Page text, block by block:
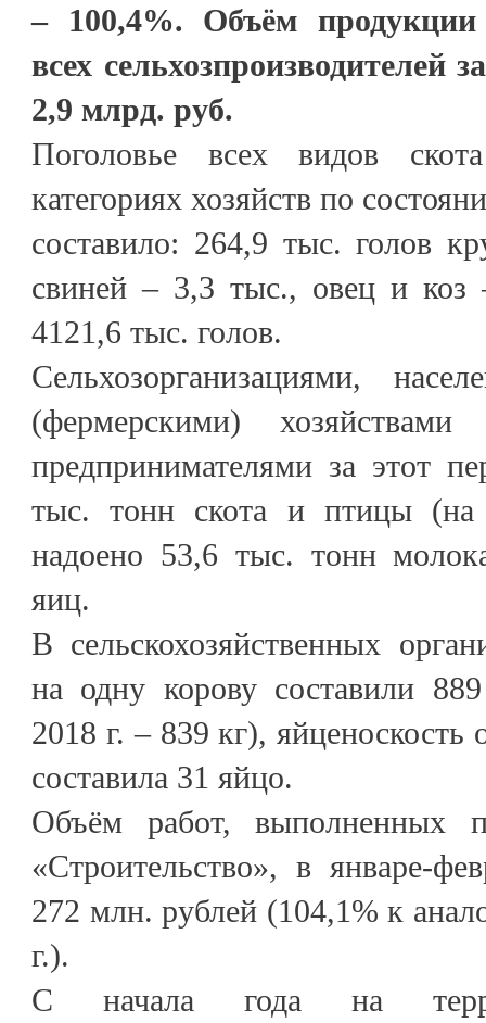
– 100,4%. Объём продукции
всех сельхозпроизводителей
2,9 млрд. руб.
Поголовье всех видов
категориях хозяйств по
составило: 264,9 тыс. голов
свиней – 3,3 тыс., овец и
4121,6 тыс. голов.
Сельхозорганизациями,
(фермерскими)
предпринимателями за этот
тыс. тонн скота и птицы
надоено 53,6 тыс. тонн
яиц.
В сельскохозяйственных
на одну корову составили
2018 г. – 839 кг),
составила 31 яйцо.
Объём работ, выполненных
«Строительство», в январе-
272 млн. рублей (104,1% к
г.).
С начала года на